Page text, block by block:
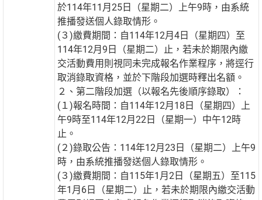
於114年11月25日（星期二）上午9時，由系統
推播發送個人錄取情形。
(３)繳費期間：自114年12月4日（星期四）至
114年12月9日（星期二）止，若未於期限內繳
交活動費用則視同未完成報名作業程序，將逕行
取消錄取資格，並於下階段加選時釋出名額。
２、第二階段加選（以報名先後順序錄取）：
(１)報名時間：自114年12月18日（星期四）上
午9時至114年12月22日（星期一）中午12時
止。
(２)錄取公告：114年12月23日（星期二）上午9
時，由系統推播發送個人錄取情形。
(３)繳費期間：自115年1月2日（星期五）至115
年1月6日（星期二）止，若未於期限內繳交活動